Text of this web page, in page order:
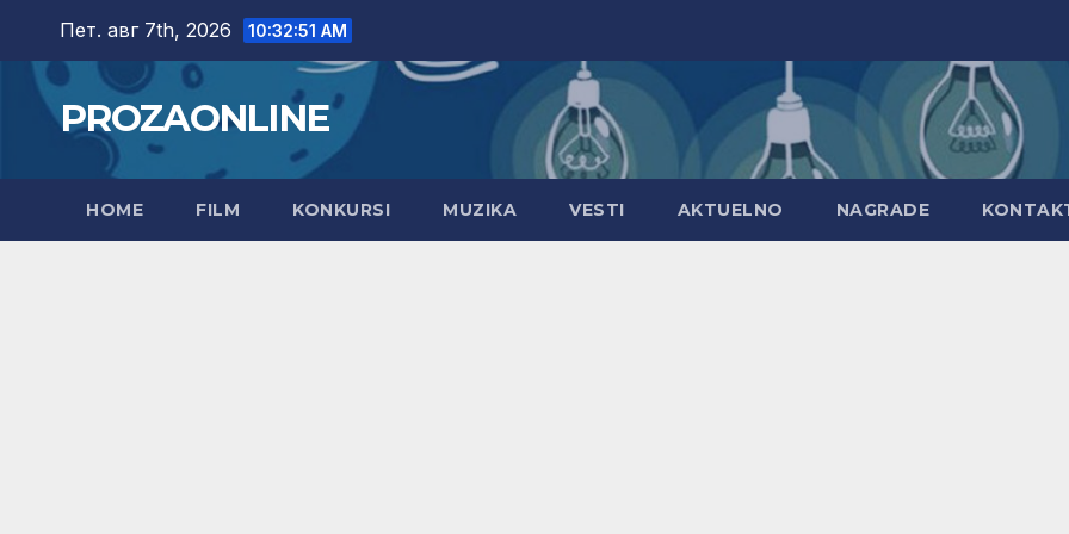
content
Пет. авг 7th, 2026 10:32:52 AM
PROZAONLINE
HOME FILM KONKURSI MUZIKA VESTI AKTUELNO NAGRADE